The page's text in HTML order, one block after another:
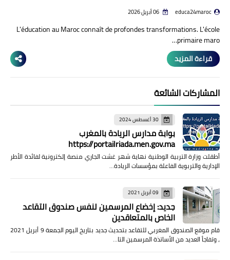
educa24maroc
L'éducation au Maroc connaît de profondes transformations. L'école
primaire maro…
قراءة المزيد
المشاركات الشائعة
30 أغسطس 2024
بوابة مدارس الريادة بالمغرب
https://portailriada.men.gov.ma
أطقلت وزارة التربية الوطنية نهاية شهر غشت الجاري منصة إلكترونية لفائدة الأطر
الإدارية والتربوية الفاعلة بمؤسسات الريادة…
09 أبريل 2021
جديد: إخضاع المرسمين لنفس صندوق التقاعد
الخاص بالمتعاقدين
قام موقع الصندوق المغربي للتقاعد بتحديث جديد بتاريخ اليوم الجمعة 9 أبريل 2021
، وتفاجأ العديد من الأساتذة المرسمين التا…